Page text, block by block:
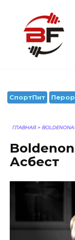
содержанию
СпортПит
ГЛАВНАЯ >
Асбест